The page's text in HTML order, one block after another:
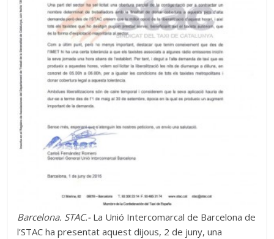
Barcelona. STAC.-La Unió Intercomarcal de Barcelona de
l’STAC ha presentat aquest dijous, 2 de juny, una